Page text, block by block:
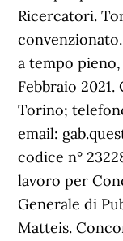
Ricercatori.
a tempo
Febbraio 2021.
Torino;
email:
codice n°
lavoro per
Generale di
Matteis.